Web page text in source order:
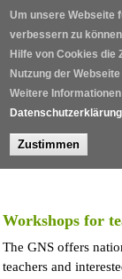
Um unsere Webseite
verbessern zu
Hilfe von Cookies die
Nutzung der
Weitere
Datenschutzerklärung
Zustimmen
Skip to main content
Home /
Workshops for
The GNS offers
teachers and